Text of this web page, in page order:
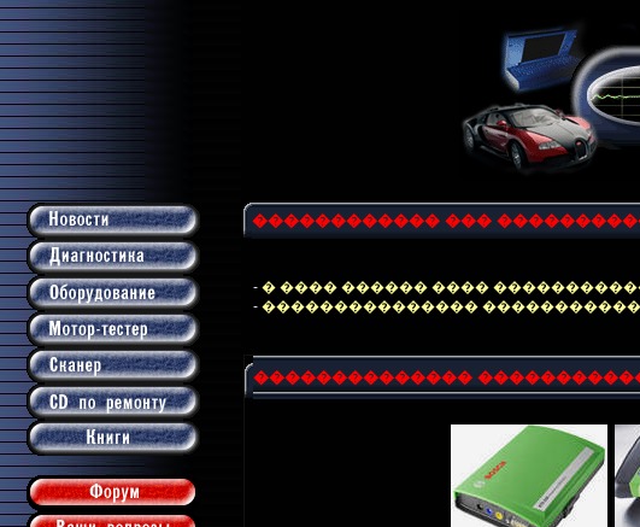
���������������
- � ���� ������ ����
- ���������������
��������������